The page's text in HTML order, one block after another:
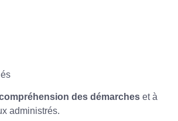
des démarches et à
administrés.